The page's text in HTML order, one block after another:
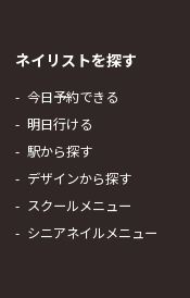
ネイリストを探す
今日予約できる
明日行ける
駅から探す
デザインから探す
スクールメニュー
シニアネイルメニュー